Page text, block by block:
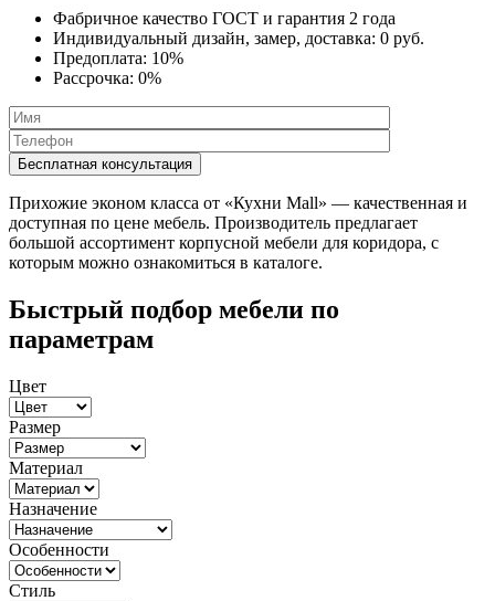
Фабричное качество ГОСТ и гарантия 2 года
Индивидуальный дизайн, замер, доставка: 0 руб.
Предоплата: 10%
Рассрочка: 0%
Прихожие эконом класса от «Кухни Mall» — качественная и
доступная по цене мебель. Производитель предлагает
большой ассортимент корпусной мебели для коридора, с
которым можно ознакомиться в каталоге.
Быстрый подбор мебели по
параметрам
Цвет
Размер
Материал
Назначение
Особенности
Стиль